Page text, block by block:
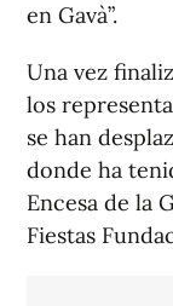
en Gavà”.
Una vez
los
se han
donde ha
Encesa de la
Fiestas